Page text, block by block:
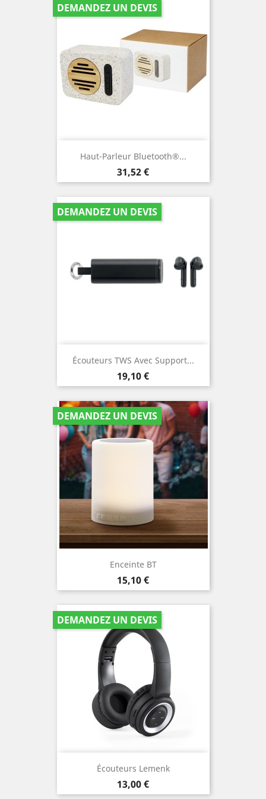
Haut-Parleur Bluetooth®...
Prix
31,52 €
DEMANDEZ UN DEVIS
Écouteurs TWS Avec Support...
Prix
19,10 €
DEMANDEZ UN DEVIS
Enceinte BT
Prix
15,10 €
DEMANDEZ UN DEVIS
Écouteurs Lemenk
Prix
13,00 €
DEMANDEZ UN DEVIS